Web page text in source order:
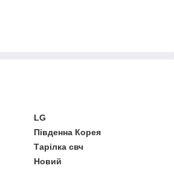
LG
Південна Корея
Тарілка свч
Новий